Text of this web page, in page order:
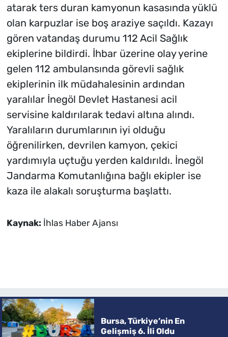
atarak ters duran kamyonun kasasında yüklü
olan karpuzlar ise boş araziye saçıldı. Kazayı
gören vatandaş durumu 112 Acil Sağlık
ekiplerine bildirdi. İhbar üzerine olay yerine
gelen 112 ambulansında görevli sağlık
ekiplerinin ilk müdahalesinin ardından
yaralılar İnegöl Devlet Hastanesi acil
servisine kaldırılarak tedavi altına alındı.
Yaralıların durumlarının iyi olduğu
öğrenilirken, devrilen kamyon, çekici
yardımıyla uçtuğu yerden kaldırıldı. İnegöl
Jandarma Komutanlığına bağlı ekipler ise
kaza ile alakalı soruşturma başlattı.
Kaynak: İhlas Haber Ajansı
Bursa, Türkiye’nin En
Gelişmiş 6. İli Oldu